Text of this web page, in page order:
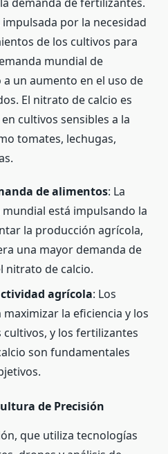
por la necesidad
de los cultivos para
mundial de
un aumento en el uso de
El nitrato de calcio es
cultivos sensibles a la
tomates, lechugas,
de alimentos: La
está impulsando la
la producción agrícola,
una mayor demanda de
nitrato de calcio.
agrícola: Los
la eficiencia y los
y los fertilizantes
son fundamentales
de Precisión
que utiliza tecnologías